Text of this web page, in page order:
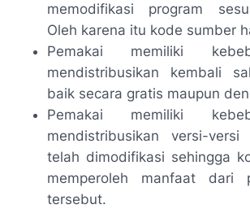
memodifikasi program
Oleh karena itu kode sumber
Pemakai memiliki
mendistribusikan kembali
baik secara gratis maupun
Pemakai memiliki
mendistribusikan versi-
telah dimodifikasi sehingga
memperoleh manfaat dari
tersebut.